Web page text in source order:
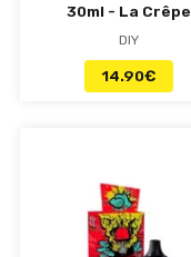
30ml - La Crêpe
Sucrée
DIY
14.90€